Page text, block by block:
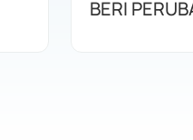
BERI